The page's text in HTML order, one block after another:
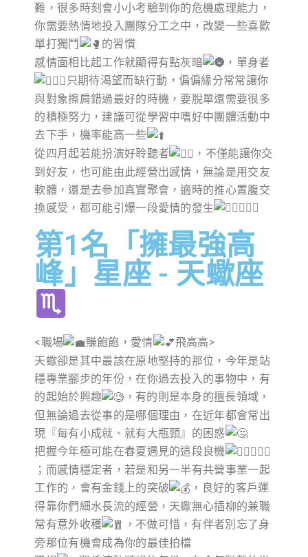
難，很多時刻會小小考驗到你的危機處理能力，
你需要熱情地投入團隊分工之中，改變一些喜歡
單打獨鬥
的習慣
感情面相比起工作就顯得有點灰暗
，單身者
只期待渴望而缺行動，偏偏緣分常常讓你
與對象擦肩錯過最好的時機，要脫單還需要很多
的積極努力，建議可從學習中嗜好中團體活動中
去下手，機率能高一些
從四月起若能扮演好聆聽者
，不僅能讓你交
到好友，也可能由此經營出感情，無論是用交友
軟體，還是去參加真實聚會，適時的推心置腹交
換感受，都可能引爆一段愛情的發生
第1名「擁最強高
峰」星座 - 天蠍座
<職場 賺飽飽，愛情
飛高高>
天蠍卻是其中最該在原地堅持的那位，今年是站
穩專業腳步的年份，在你過去投入的事物中，有
的起始於興趣
，有的則是本身的擅長領域，
但無論過去從事的是哪個理由，在近年都會常出
現『每有小成就、就有大瓶頸』的困惑
把握今年極可能在春夏遇見的這段良機
；而感情穩定者，若是和另一半有共營事業一起
工作的，會有金錢上的突破
，良好的客戶運
得靠你們細水長流的經營，天蠍無心插柳的兼職
常有意外收穫
，不做可惜，有伴者別忘了身
旁那位有機會成為你的最佳拍檔